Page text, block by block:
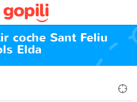
coche Sant Feliu
Elda